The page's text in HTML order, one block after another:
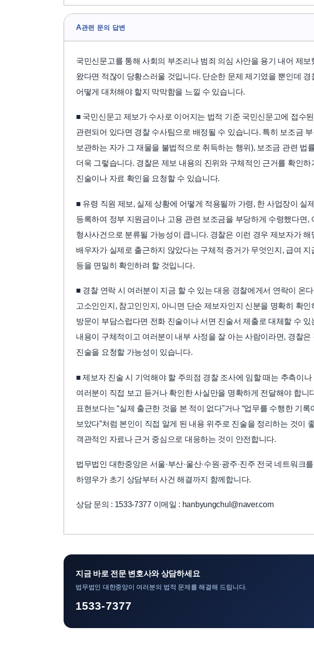
A관련 문의 답변
국민신문고를 통해 사회의 부조리나 범죄 의심 사안을 용기 내어 제보
왔다면 적잖이 당황스러울 것입니다. 단순한 문제 제기였을 뿐인데
어떻게 대처해야 할지 막막함을 느낄 수 있습니다.
■ 국민신문고 제보가 수사로 이어지는 법적 기준 국민신문고에 접수
관련되어 있다면 경찰 수사팀으로 배정될 수 있습니다. 특히 보조금
보관하는 자가 그 재물을 불법적으로 취득하는 행위), 보조금 관련 법
더욱 그렇습니다. 경찰은 제보 내용의 진위와 구체적인 근거를 확인
진술이나 자료 확인을 요청할 수 있습니다.
■ 유령 직원 제보, 실제 상황에 어떻게 적용될까 가령, 한 사업장이 실
등록하여 정부 지원금이나 고용 관련 보조금을 부당하게 수령했다면,
형사사건으로 분류될 가능성이 큽니다. 경찰은 이런 경우 제보자가
배우자가 실제로 출근하지 않았다는 구체적 증거가 무엇인지, 급여 지
등을 면밀히 확인하려 할 것입니다.
■ 경찰 연락 시 여러분이 지금 할 수 있는 대응 경찰에게서 연락이 온
고소인인지, 참고인인지, 아니면 단순 제보자인지 신분을 명확히 확
방문이 부담스럽다면 전화 진술이나 서면 진술서 제출로 대체할 수
내용이 구체적이고 여러분이 내부 사정을 잘 아는 사람이라면, 경찰
진술을 요청할 가능성이 있습니다.
■ 제보자 진술 시 기억해야 할 주의점 경찰 조사에 임할 때는 추측이
여러분이 직접 보고 듣거나 확인한 사실만을 명확하게 전달해야 합니
표현보다는 “실제 출근한 것을 본 적이 없다”거나 “업무를 수행한 기록
보았다”처럼 본인이 직접 알게 된 내용 위주로 진술을 정리하는 것이
객관적인 자료나 근거 중심으로 대응하는 것이 안전합니다.
법무법인 대한중앙은 서울·부산·울산·수원·광주·진주 전국 네트워크
하영우가 초기 상담부터 사건 해결까지 함께합니다.
상담 문의 : 1533-7377 이메일 : hanbyungchul@naver.com
지금 바로 전문 변호사와 상담하세요
법무법인 대한중앙이 여러분의 법적 문제를 해결해 드립니다.
1533-7377